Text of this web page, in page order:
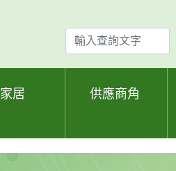
輸
入
查
家居 供應商角